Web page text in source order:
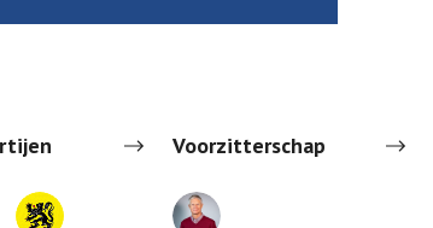
Voorzitterschap